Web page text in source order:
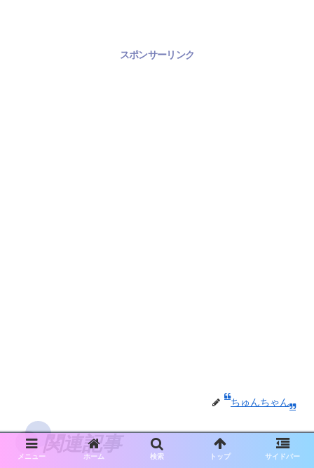
スポンサーリンク
ちゅんちゃん
関連記事
メニュー ホーム 検索 トップ サイドバー